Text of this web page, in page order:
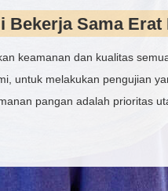
Bekerja Sama Erat
keamanan dan kualitas
untuk melakukan pengujian
pangan adalah prioritas